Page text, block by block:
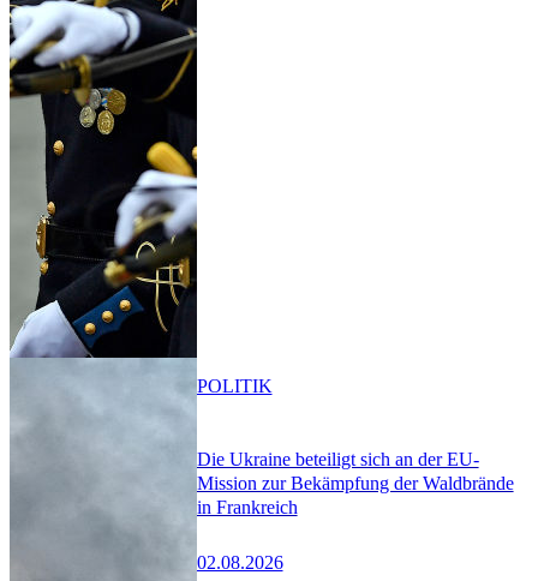
Die Ukraine beteiligt sich an der EU-
Mission zur Bekämpfung der Waldbrände
in Frankreich
02.08.2026
POLITIK